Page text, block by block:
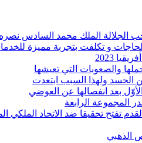
و تكلفت بتجربة مميزة
2023
والصعوبات التي تعيشها
الحسد ولهذا السبب ابتعدت
بعد انفصالها عن العوضي
المجموعة الرابعة
تفتح تحقيقا ضد الاتحاد الملكي